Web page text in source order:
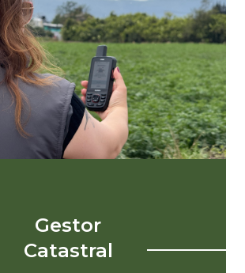
Gestor
Catastral